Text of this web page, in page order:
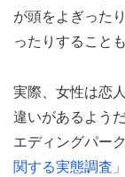
が頭をよぎった
ったりすること
実際、女性は恋
違いがあるよう
エディングパー
関する実態調査」